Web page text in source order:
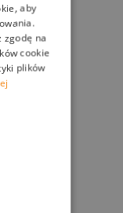
aby
zgodę na
cookie
plików